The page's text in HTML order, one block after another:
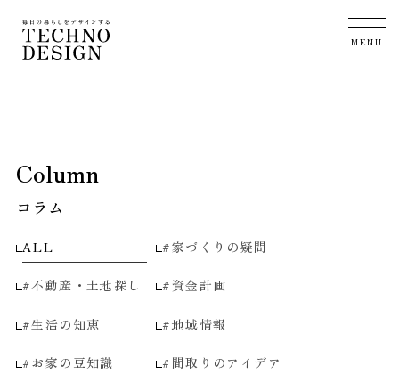
Column
コラム
ALL #家づくりの疑問
#不動産・土地探し #資金計画
#生活の知恵 #地域情報
#お家の豆知識 #間取りのアイデア